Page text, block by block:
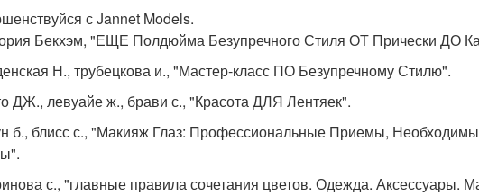
с Jannet Models.
Бекхэм, "ЕЩЕ Полдюйма Безупречного Стиля ОТ Прически ДО
Н., трубецкова и., "Мастер-класс ПО Безупречному Стилю".
ДЖ., левуайе ж., брави с., "Красота ДЛЯ Лентяек".
б., блисс с., "Макияж Глаз: Профессиональные Приемы,
с., "главные правила сочетания цветов. Одежда. Аксессуары.